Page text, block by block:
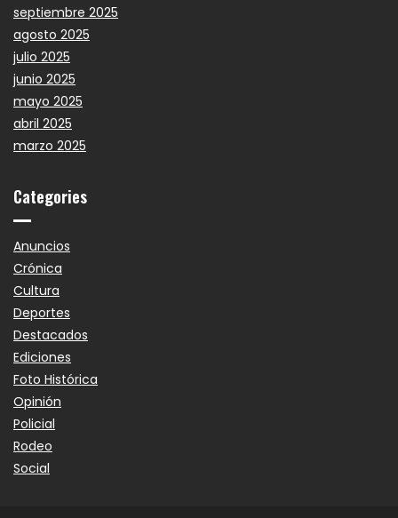
septiembre 2025
agosto 2025
julio 2025
junio 2025
mayo 2025
abril 2025
marzo 2025
Categories
Anuncios
Crónica
Cultura
Deportes
Destacados
Ediciones
Foto Histórica
Opinión
Policial
Rodeo
Social